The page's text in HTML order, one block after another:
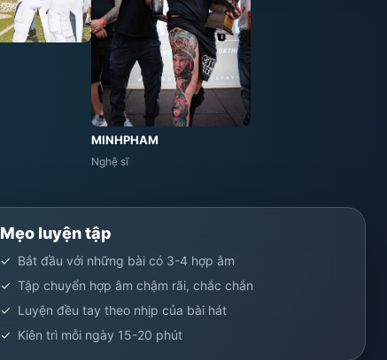
MINHPHAM
Nghệ sĩ
Mẹo luyện tập
Bắt đầu với những bài có 3-4 hợp âm
Tập chuyển hợp âm chậm rãi, chắc chắn
Luyện đều tay theo nhịp của bài hát
Kiên trì mỗi ngày 15-20 phút